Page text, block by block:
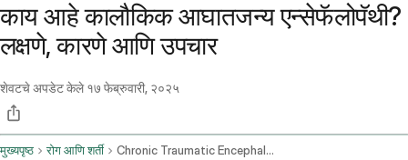
काय आहे कालौकिक आघातजन्य एन्सेफॅलोपॅथी?
लक्षणे, कारणे आणि उपचार
शेवटचे अपडेट केले १७ फेब्रुवारी, २०२५
मुख्यपृष्ठ रोग आणि शर्ती Chronic Traumatic Encephalopathy